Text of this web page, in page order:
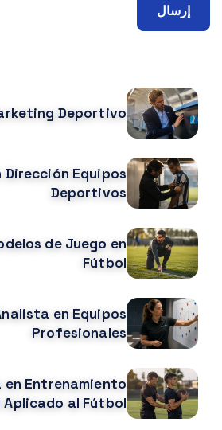
إرسال
Deportivo
Equipos
Deportivos
de Juego en
Fútbol
en Equipos
Profesionales
Entrenamiento
Aplicado al Fútbol